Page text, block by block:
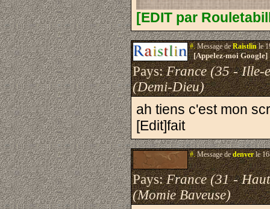
[EDIT par
#.Message deRaistlinle
[Appelez-moi
Pays:France (35 - Ille-
(Demi-Dieu)
ah tiens c'est mon
[Edit]fait
#.Message dedenverle
Pays:France (31 -
(Momie Baveuse)